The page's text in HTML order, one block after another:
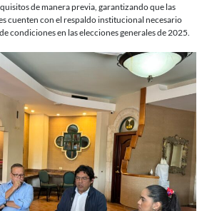
de manera previa, garantizando que las
cuenten con el respaldo institucional necesario
condiciones en las elecciones generales de 2025.